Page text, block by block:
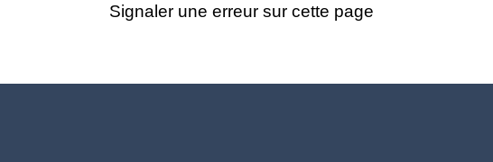
Signaler une erreur sur cette page